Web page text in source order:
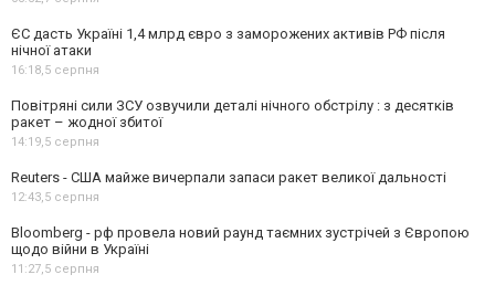
ЄС дасть Україні 1,4 млрд євро з заморожених активів РФ після
нічної атаки
16:18,5 серпня
Повітряні сили ЗСУ озвучили деталі нічного обстрілу : з десятків
ракет – жодної збитої
14:19,5 серпня
Reuters - США майже вичерпали запаси ракет великої дальності
12:43,5 серпня
Bloomberg - рф провела новий раунд таємних зустрічей з Європою
щодо війни в Україні
11:27,5 серпня